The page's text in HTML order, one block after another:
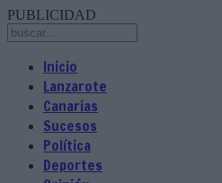
PUBLICIDAD
Inicio
Lanzarote
Canarias
Sucesos
Política
Deportes